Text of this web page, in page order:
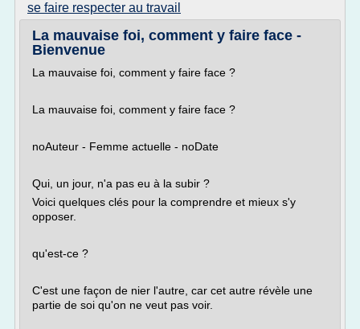
se faire respecter au travail
La mauvaise foi, comment y faire face -
Bienvenue
La mauvaise foi, comment y faire face ?
La mauvaise foi, comment y faire face ?
noAuteur - Femme actuelle - noDate
Qui, un jour, n'a pas eu à la subir ?
Voici quelques clés pour la comprendre et mieux s'y
opposer.
qu'est-ce ?
C'est une façon de nier l'autre, car cet autre révèle une
partie de soi qu'on ne veut pas voir.